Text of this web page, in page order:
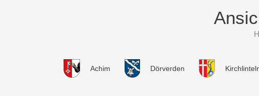
Achim Dörverden